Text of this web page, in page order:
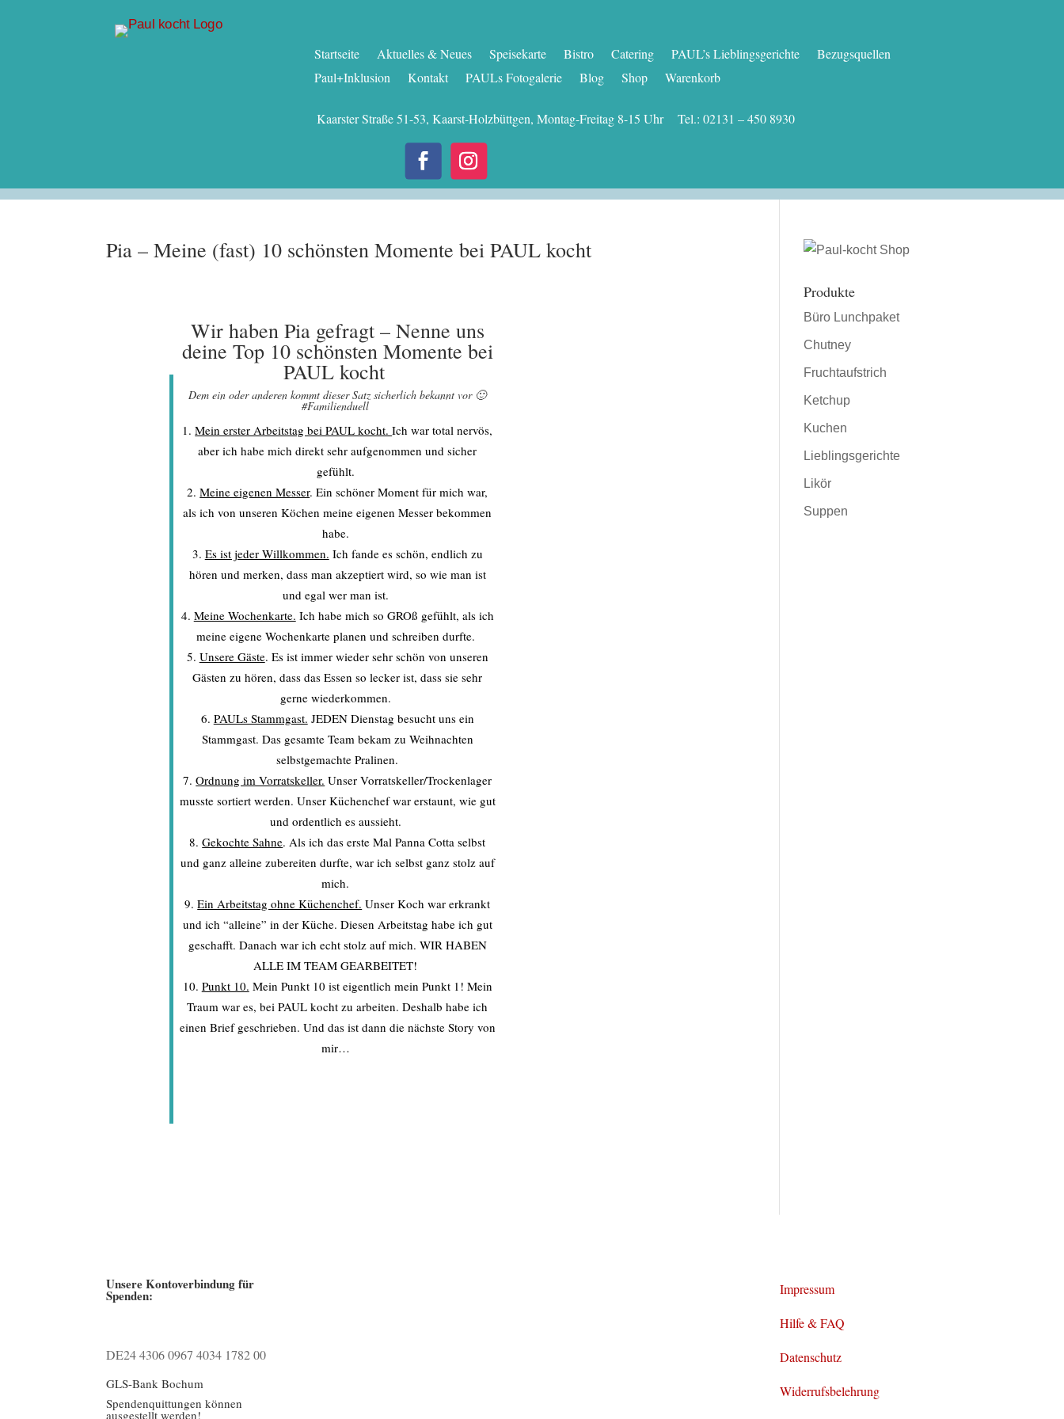
Startseite Aktuelles & Neues Speisekarte Bistro Catering PAUL’s Lieblingsgerichte
Bezugsquellen
Paul+Inklusion
Kontakt PAULs Fotogalerie Blog Shop Warenkorb
Kaarster Straße 51-53, Kaarst-Holzbüttgen, Montag-Freitag 8-15 Uhr Tel.: 02131 – 450 8930
Pia – Meine (fast) 10 schönsten Momente bei PAUL kocht
Wir haben Pia gefragt – Nenne uns
deine Top 10 schönsten Momente bei
PAUL kocht
Dem ein oder anderen kommt dieser Satz sicherlich bekannt vor 🙂
#Familienduell
Mein erster Arbeitstag bei PAUL kocht.Ich war total nervös,
aber ich habe mich direkt sehr aufgenommen und sicher
gefühlt.
Meine eigenen Messer. Ein schöner Moment für mich war,
als ich von unseren Köchen meine eigenen Messer bekommen
habe.
Es ist jeder Willkommen. Ich fande es schön, endlich zu
hören und merken, dass man akzeptiert wird, so wie man ist
und egal wer man ist.
Meine Wochenkarte. Ich habe mich so GROß gefühlt, als ich
meine eigene Wochenkarte planen und schreiben durfte.
Unsere Gäste. Es ist immer wieder sehr schön von unseren
Gästen zu hören, dass das Essen so lecker ist, dass sie sehr
gerne wiederkommen.
PAULs Stammgast. JEDEN Dienstag besucht uns ein
Stammgast. Das gesamte Team bekam zu Weihnachten
selbstgemachte Pralinen.
Ordnung im Vorratskeller. Unser Vorratskeller/Trockenlager
musste sortiert werden. Unser Küchenchef war erstaunt, wie gut
und ordentlich es aussieht.
Gekochte Sahne. Als ich das erste Mal Panna Cotta selbst
und ganz alleine zubereiten durfte, war ich selbst ganz stolz auf
mich.
Ein Arbeitstag ohne Küchenchef. Unser Koch war erkrankt
und ich “alleine” in der Küche. Diesen Arbeitstag habe ich gut
geschafft. Danach war ich echt stolz auf mich. WIR HABEN
ALLE IM TEAM GEARBEITET!
Punkt 10. Mein Punkt 10 ist eigentlich mein Punkt 1! Mein
Traum war es, bei PAUL kocht zu arbeiten. Deshalb habe ich
einen Brief geschrieben. Und das ist dann die nächste Story von
mir…
Produkte
Büro Lunchpaket
Chutney
Fruchtaufstrich
Ketchup
Kuchen
Lieblingsgerichte
Likör
Suppen
Unsere Kontoverbindung für
Spenden:
DE24 4306 0967 4034 1782 00
GLS-Bank Bochum
Spendenquittungen können
ausgestellt werden!
Impressum
Hilfe & FAQ
Datenschutz
Widerrufsbelehrung